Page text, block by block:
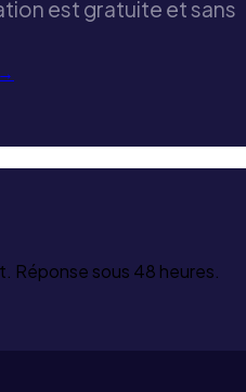
est gratuite et sans
→
Réponse sous 48 heures.